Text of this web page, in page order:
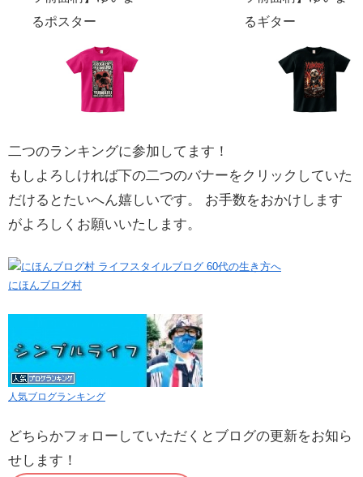
るポスター
るギター
二つのランキングに参加してます！
もしよろしければ下の二つのバナーをクリックしていた
だけるとたいへん嬉しいです。 お手数をおかけします
がよろしくお願いいたします。
にほんブログ村
人気ブログランキング
どちらかフォローしていただくとブログの更新をお知ら
せします！